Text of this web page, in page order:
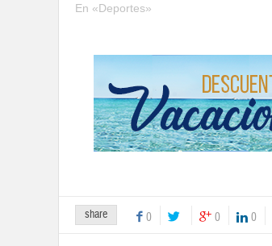
En «Deportes»
share 0 0 0